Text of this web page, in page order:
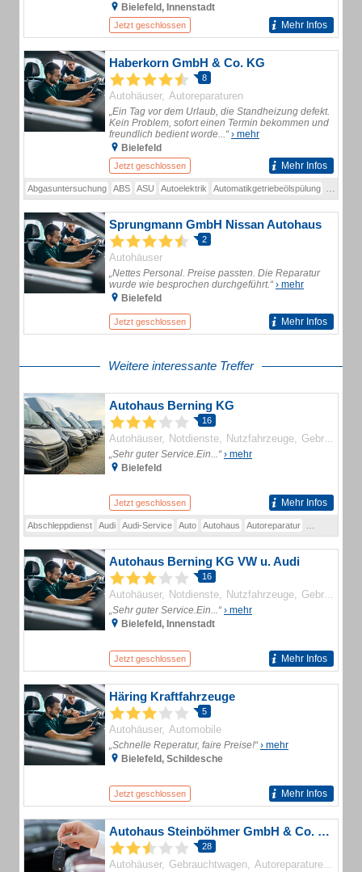
Bielefeld, Innenstadt
Jetzt geschlossen Mehr Infos
Haberkorn GmbH & Co. KG
8
Autohäuser Autoreparaturen
„Ein Tag vor dem Urlaub, die Standheizung defekt.
Kein Problem, sofort einen Termin bekommen und
freundlich bedient worde...“› mehr
Bielefeld
Jetzt geschlossen Mehr Infos
Abgasuntersuchung ABS ASU Autoelektrik Automatikgetriebeölspülung
Sprungmann GmbH Nissan Autohaus
2
Autohäuser
„Nettes Personal. Preise passten. Die Reparatur
wurde wie besprochen durchgeführt.“› mehr
Bielefeld
Jetzt geschlossen Mehr Infos
Weitere interessante Treffer
Autohaus Berning KG
16
Autohäuser Notdienste Nutzfahrzeuge Gebrauchtwagen
„Sehr guter Service.Ein...“› mehr
Bielefeld
Jetzt geschlossen Mehr Infos
Abschleppdienst Audi Audi-Service Auto Autohaus Autoreparatur
Autohaus Berning KG VW u. Audi
16
Autohäuser Notdienste Nutzfahrzeuge Gebrauchtwagen
„Sehr guter Service.Ein...“› mehr
Bielefeld, Innenstadt
Jetzt geschlossen Mehr Infos
Häring Kraftfahrzeuge
5
Autohäuser Automobile
„Schnelle Reperatur, faire Preise!“› mehr
Bielefeld, Schildesche
Jetzt geschlossen Mehr Infos
Autohaus Steinböhmer GmbH & Co. KG
28
Autohäuser Gebrauchtwagen Autoreparaturen